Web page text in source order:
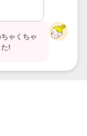
ゃくちゃ
!